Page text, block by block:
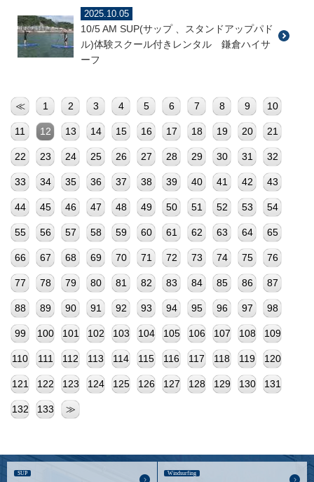
2025.10.05
10/5 AM SUP(サップ 、スタンドアップパド
ル)体験スクール付きレンタル 鎌倉ハイサ
ーフ
≪ 1 2 3 4 5 6 7 8 9 10
11 12 13 14 15 16 17 18 19 20 21
22 23 24 25 26 27 28 29 30 31 32
33 34 35 36 37 38 39 40 41 42 43
44 45 46 47 48 49 50 51 52 53 54
55 56 57 58 59 60 61 62 63 64 65
66 67 68 69 70 71 72 73 74 75 76
77 78 79 80 81 82 83 84 85 86 87
88 89 90 91 92 93 94 95 96 97 98
99 100 101 102 103 104 105 106 107 108 109
110 111 112 113 114 115 116 117 118 119 120
121 122 123 124 125 126 127 128 129 130 131
132 133 ≫
SUP Windsurfing